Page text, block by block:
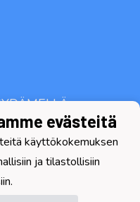
evästeitä
käyttökokemuksen
ja tilastollisiin